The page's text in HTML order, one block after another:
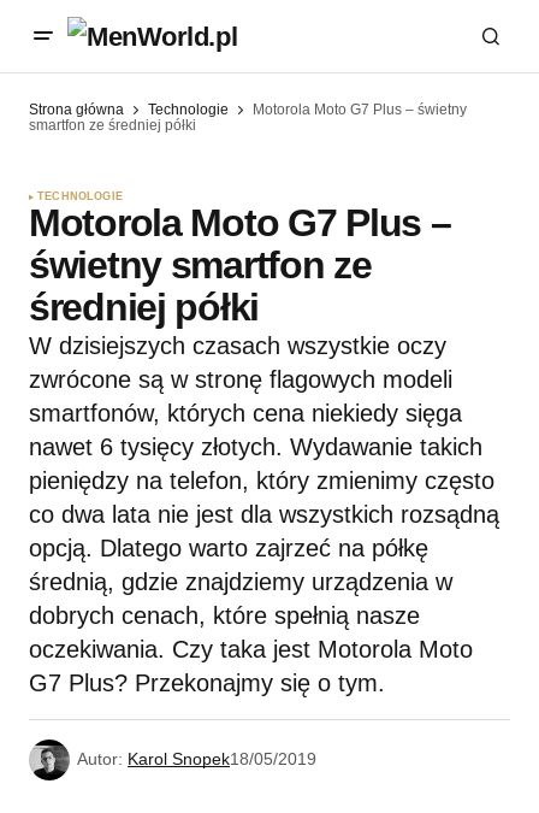
Strona główna Technologie
Motorola Moto G7 Plus – świetny
smartfon ze średniej półki
TECHNOLOGIE
Motorola Moto G7 Plus –
świetny smartfon ze
średniej półki
W dzisiejszych czasach wszystkie oczy
zwrócone są w stronę flagowych modeli
smartfonów, których cena niekiedy sięga
nawet 6 tysięcy złotych. Wydawanie takich
pieniędzy na telefon, który zmienimy często
co dwa lata nie jest dla wszystkich rozsądną
opcją. Dlatego warto zajrzeć na półkę
średnią, gdzie znajdziemy urządzenia w
dobrych cenach, które spełnią nasze
oczekiwania. Czy taka jest Motorola Moto
G7 Plus? Przekonajmy się o tym.
Autor: Karol Snopek18/05/2019